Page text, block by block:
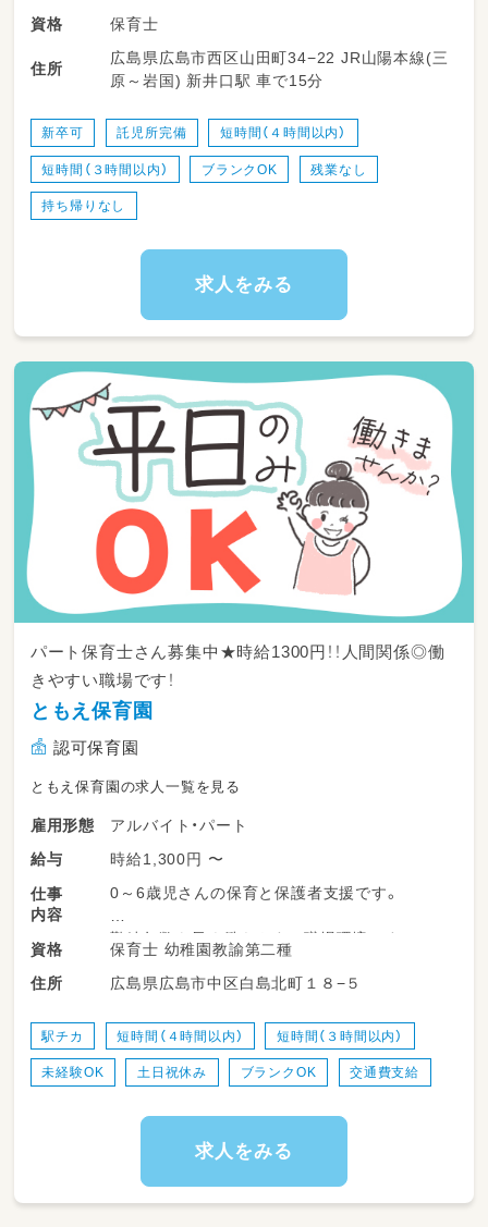
自社・連携企業の従業員のお子さま、
地域のお子さまの保育業務全般に従事していた
だきます。
・子どもの身の回りのお世話（食事・トイレ・着替
え等）
・健康チェック
・事務仕事（日誌・連絡帳等）
・保護者の方とのコミュニケーション
資格 保育士
住所
広島県広島市西区山田町34−22 JR山陽本線(三
原～岩国) 新井口駅 車で15分
新卒可 託児所完備 短時間（４時間以内）
短時間（３時間以内） ブランクOK 残業なし
持ち帰りなし
求人をみる
パート保育士さん募集中★時給1300円！！人間関係◎働
きやすい職場です！
ともえ保育園
認可保育園
ともえ保育園の求人一覧を見る
雇用形態
アルバイト・パート
給与
時給1,300円 〜
仕事
内容
0～6歳児さんの保育と保護者支援です。
勤続年数も長く働きやすい職場環境です♪
今回はパートの新しい職員さん募集！
子育て中の職員も多くお休みも取得しやすいで
資格
保育士 幼稚園教諭第二種
住所
広島県広島市中区白島北町１８−５
駅チカ 短時間（４時間以内） 短時間（３時間以内）
未経験OK 土日祝休み ブランクOK 交通費支給
求人をみる